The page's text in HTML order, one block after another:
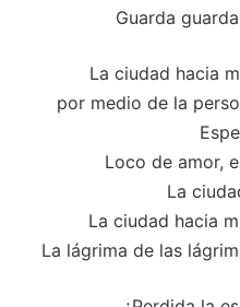
Guarda
La ciudad hacia
por medio de la
Loco de amor,
La
La ciudad hacia
La lágrima de las